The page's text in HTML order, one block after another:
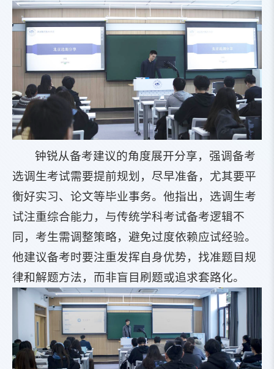
钟锐从备考建议的角度展开分享，强调备考
选调生考试需要提前规划，尽早准备，尤其要平
衡好实习、论文等毕业事务。他指出，选调生考
试注重综合能力，与传统学科考试备考逻辑不
同，考生需调整策略，避免过度依赖应试经验。
他建议备考时要注重发挥自身优势，找准题目规
律和解题方法，而非盲目刷题或追求套路化。